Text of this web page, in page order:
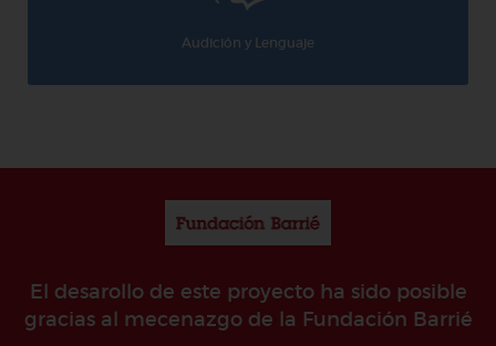
Audición y Lenguaje
El desarollo de este proyecto ha sido posible
gracias al mecenazgo de la Fundación Barrié